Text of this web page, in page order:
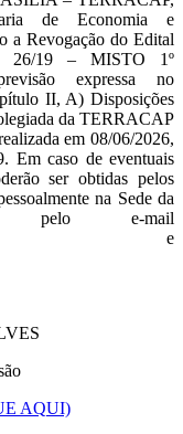
de Economia e
a Revogação do Edital
26/19 – MISTO 1º
expressa no
II, A) Disposições
da TERRACAP
em 08/06/2026,
Em caso de eventuais
ser obtidas pelos
na Sede da
pelo e-mail
e
AQUI)